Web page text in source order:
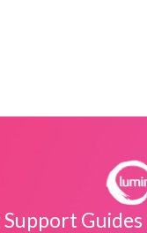
Guides